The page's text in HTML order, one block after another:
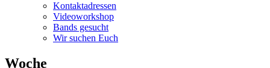
Kontaktadressen
Videoworkshop
Bands gesucht
Wir suchen Euch
Woche